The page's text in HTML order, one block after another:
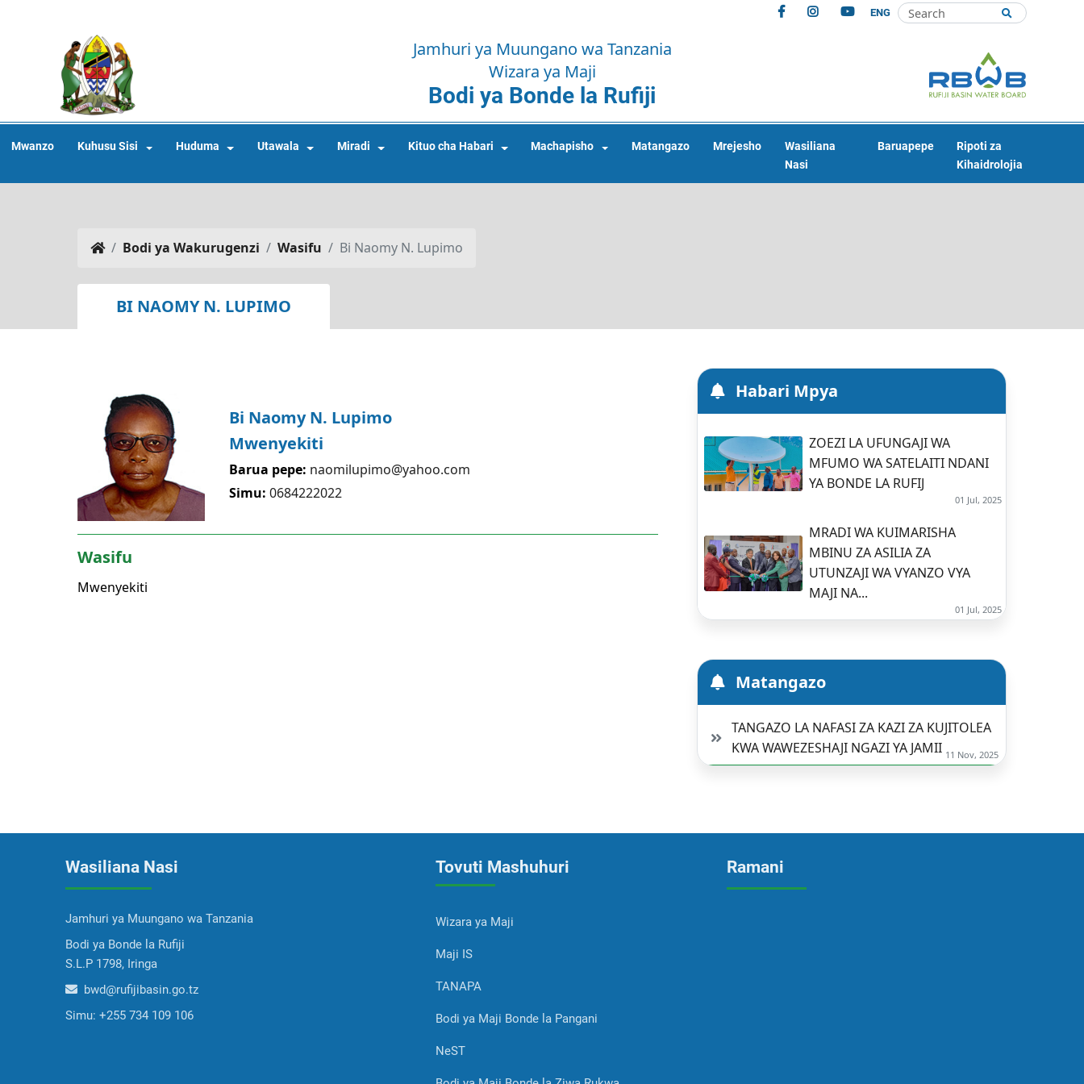
ENG
Jamhuri ya Muungano wa Tanzania
Wizara ya Maji
Bodi ya Bonde la Rufiji
Mwanzo Kuhusu Sisi Huduma Utawala Miradi Kituo cha Habari Machapisho Matangazo Mrejesho
Wasiliana
Nasi
Baruapepe
Ripoti za
Kihaidrolojia
Bodi ya Wakurugenzi Wasifu Bi Naomy N. Lupimo
BI NAOMY N. LUPIMO
Bi Naomy N. Lupimo
Mwenyekiti
Barua pepe: naomilupimo@yahoo.com
Simu: 0684222022
Wasifu
Mwenyekiti
Habari Mpya
ZOEZI LA UFUNGAJI WA
MFUMO WA SATELAITI NDANI
YA BONDE LA RUFIJ
01 Jul, 2025
MRADI WA KUIMARISHA
MBINU ZA ASILIA ZA
UTUNZAJI WA VYANZO VYA
MAJI NA...
01 Jul, 2025
Matangazo
TANGAZO LA NAFASI ZA KAZI ZA KUJITOLEA
KWA WAWEZESHAJI NGAZI YA JAMII 11 Nov, 2025
Wasiliana Nasi
Jamhuri ya Muungano wa Tanzania
Bodi ya Bonde la Rufiji
S.L.P 1798, Iringa
bwd@rufijibasin.go.tz
Simu: +255 734 109 106
Tovuti Mashuhuri
Wizara ya Maji
Maji IS
TANAPA
Bodi ya Maji Bonde la Pangani
NeST
Ramani